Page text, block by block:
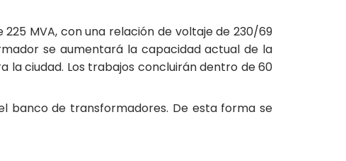
MVA, con una relación de voltaje de 230/69
se aumentará la capacidad actual de la
la ciudad. Los trabajos concluirán dentro de 60
banco de transformadores. De esta forma se